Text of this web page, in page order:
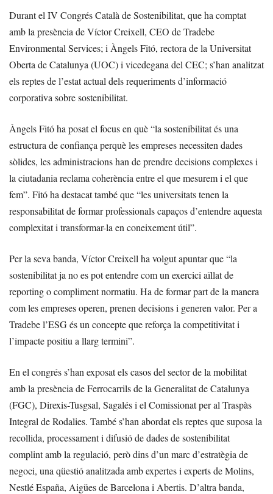
Durant el IV Congrés Català de Sostenibilitat, que ha comptat
amb la presència de Víctor Creixell, CEO de Tradebe
Environmental Services; i Àngels Fitó, rectora de la Universitat
Oberta de Catalunya (UOC) i vicedegana del CEC; s’han analitzat
els reptes de l’estat actual dels requeriments d’informació
corporativa sobre sostenibilitat.
Àngels Fitó ha posat el focus en què “la sostenibilitat és una
estructura de confiança perquè les empreses necessiten dades
sòlides, les administracions han de prendre decisions complexes i
la ciutadania reclama coherència entre el que mesurem i el que
fem”. Fitó ha destacat també que “les universitats tenen la
responsabilitat de formar professionals capaços d’entendre aquesta
complexitat i transformar-la en coneixement útil”.
Per la seva banda, Víctor Creixell ha volgut apuntar que “la
sostenibilitat ja no es pot entendre com un exercici aïllat de
reporting o compliment normatiu. Ha de formar part de la manera
com les empreses operen, prenen decisions i generen valor. Per a
Tradebe l’ESG és un concepte que reforça la competitivitat i
l’impacte positiu a llarg termini”.
En el congrés s’han exposat els casos del sector de la mobilitat
amb la presència de Ferrocarrils de la Generalitat de Catalunya
(FGC), Direxis-Tusgsal, Sagalés i el Comissionat per al Traspàs
Integral de Rodalies. També s’han abordat els reptes que suposa la
recollida, processament i difusió de dades de sostenibilitat
complint amb la regulació, però dins d’un marc d’estratègia de
negoci, una qüestió analitzada amb expertes i experts de Molins,
Nestlé España, Aigües de Barcelona i Abertis. D’altra banda,